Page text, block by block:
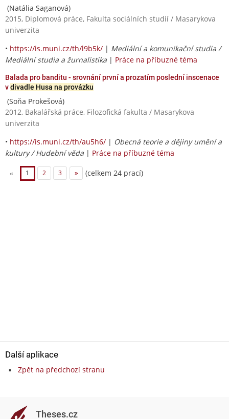
(Natália Saganová)
2015, Diplomová práce, Fakulta sociálních studií / Masarykova
univerzita
• https://is.muni.cz/th/l9b5k/ | Mediální a komunikační studia /
Mediální studia a žurnalistika | Práce na příbuzné téma
Balada pro banditu - srovnání první a prozatím poslední inscenace
vdivadle Husa na provázku
(Soňa Prokešová)
2012, Bakalářská práce, Filozofická fakulta / Masarykova
univerzita
• https://is.muni.cz/th/au5h6/ | Obecná teorie a dějiny umění a
kultury / Hudební věda | Práce na příbuzné téma
« 1 2 3 » (celkem 24 prací)
Další aplikace
Zpět na předchozí stranu
Theses.cz